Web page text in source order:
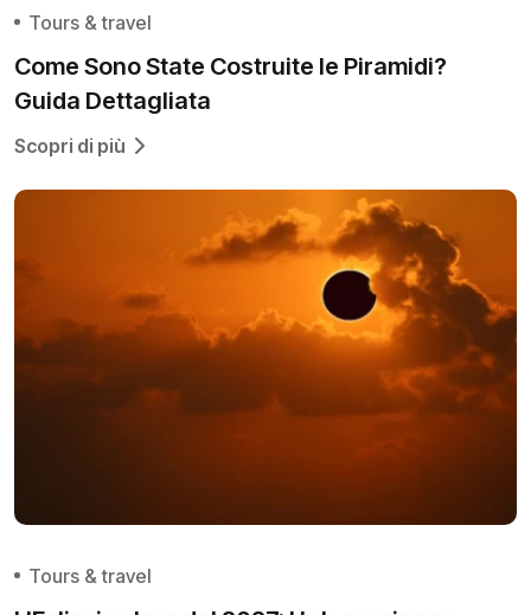
Tours & travel
Come Sono State Costruite le Piramidi?
Guida Dettagliata
Scopri di più
Tours & travel